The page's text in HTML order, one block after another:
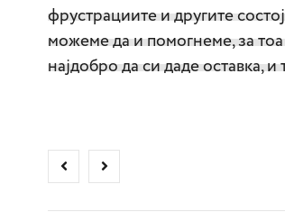
фрустрациите и другите
можеме да и помогнеме, за
најдобро да си даде оставка,